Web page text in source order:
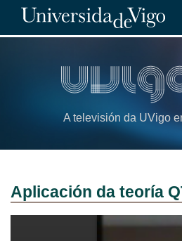
A televisión da UVigo
Aplicación da teoría